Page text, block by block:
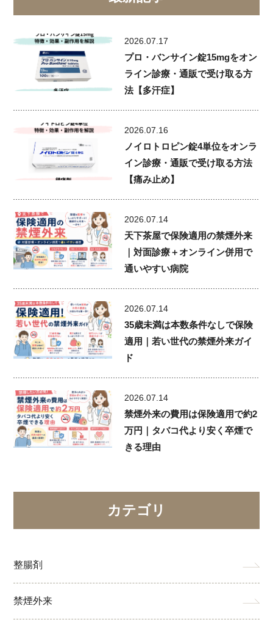
2026.07.17
プロ・バンサイン錠15mgをオン
ライン診療・通販で受け取る方
法【多汗症】
2026.07.16
ノイロトロピン錠4単位をオンラ
イン診療・通販で受け取る方法
【痛み止め】
2026.07.14
天下茶屋で保険適用の禁煙外来
｜対面診療＋オンライン併用で
通いやすい病院
2026.07.14
35歳未満は本数条件なしで保険
適用｜若い世代の禁煙外来ガイ
ド
2026.07.14
禁煙外来の費用は保険適用で約2
万円｜タバコ代より安く卒煙で
きる理由
カテゴリ
整腸剤
禁煙外来